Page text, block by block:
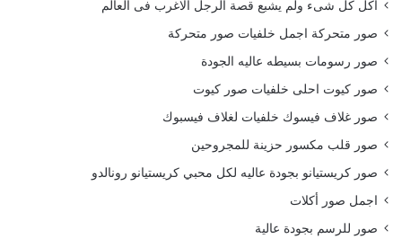
أكل كل شىء ولم يشبع قصة الرجل الاغرب فى العالم
صور متحركة اجمل خلفيات صور متحركة
صور رسومات بسيطه عاليه الجودة
صور كيوت احلى خلفيات صور كيوت
صور غلاف فيسوك خلفيات لغلاف فيسبوك
صور قلب مكسور حزينة للمجروحين
صور كريستيانو بجودة عاليه لكل محبي كريستيانو رونالدو
اجمل صور أكلات
صور للرسم بجودة عالية